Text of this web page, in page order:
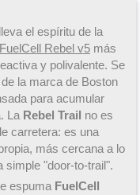
lleva el espíritu de la
FuelCell Rebel v5 más
y polivalente. Se
la marca de Boston
para acumular
La Rebel Trail no es
carretera: es una
más cercana a lo
simple "door-to-trail".
espuma FuelCell